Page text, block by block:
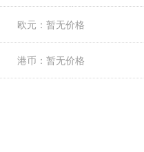
欧元： 暂无价格
港币： 暂无价格